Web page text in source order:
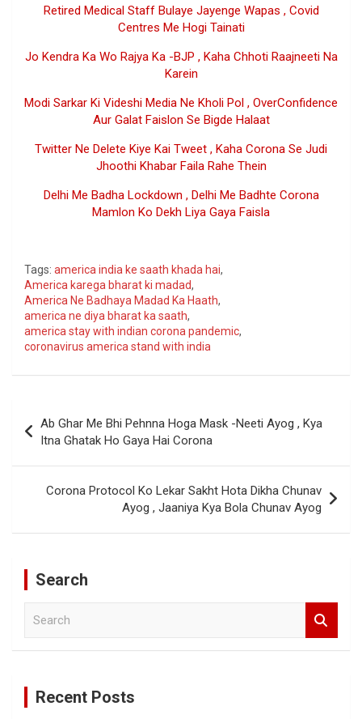
Retired Medical Staff Bulaye Jayenge Wapas , Covid
Centres Me Hogi Tainati
Jo Kendra Ka Wo Rajya Ka -BJP , Kaha Chhoti Raajneeti Na
Karein
Modi Sarkar Ki Videshi Media Ne Kholi Pol , OverConfidence
Aur Galat Faislon Se Bigde Halaat
Twitter Ne Delete Kiye Kai Tweet , Kaha Corona Se Judi
Jhoothi Khabar Faila Rahe Thein
Delhi Me Badha Lockdown , Delhi Me Badhte Corona
Mamlon Ko Dekh Liya Gaya Faisla
Tags: america india ke saath khada hai,
America karega bharat ki madad,
America Ne Badhaya Madad Ka Haath,
america ne diya bharat ka saath,
america stay with indian corona pandemic,
coronavirus america stand with india
navigation
Ab Ghar Me Bhi Pehnna Hoga Mask -Neeti Ayog , Kya
Itna Ghatak Ho Gaya Hai Corona
Corona Protocol Ko Lekar Sakht Hota Dikha Chunav
Ayog , Jaaniya Kya Bola Chunav Ayog
Search
Recent Posts